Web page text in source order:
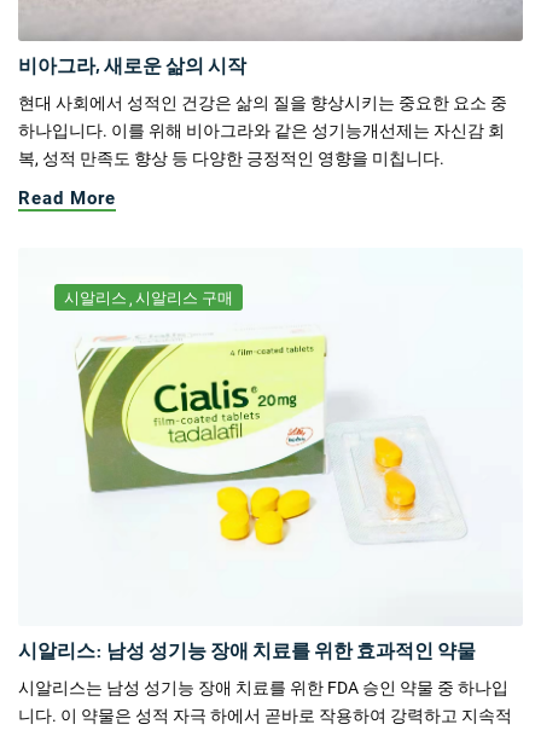
비아그라, 새로운 삶의 시작
현대 사회에서 성적인 건강은 삶의 질을 향상시키는 중요한 요소 중
하나입니다. 이를 위해 비아그라와 같은 성기능개선제는 자신감 회
복, 성적 만족도 향상 등 다양한 긍정적인 영향을 미칩니다.
Read More
시알리스 시알리스 구매
시알리스: 남성 성기능 장애 치료를 위한 효과적인 약물
시알리스는 남성 성기능 장애 치료를 위한 FDA 승인 약물 중 하나입
니다. 이 약물은 성적 자극 하에서 곧바로 작용하여 강력하고 지속적